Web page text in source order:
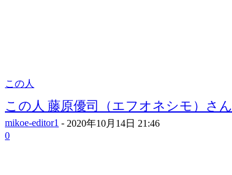
この人
この人 藤原優司（エフオネシモ）さん
mikoe-editor1 - 2020年10月14日 21:46
0